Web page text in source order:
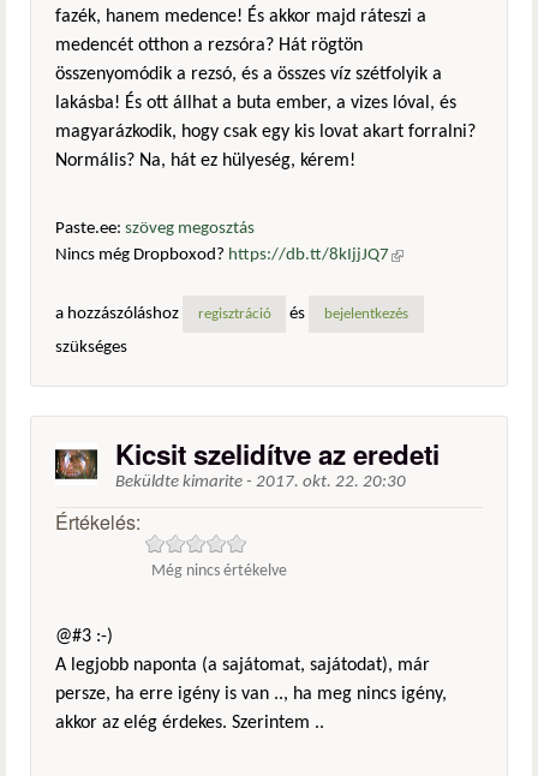
fazék, hanem medence! És akkor majd ráteszi a
medencét otthon a rezsóra? Hát rögtön
összenyomódik a rezsó, és a összes víz szétfolyik a
lakásba! És ott állhat a buta ember, a vizes lóval, és
magyarázkodik, hogy csak egy kis lovat akart forralni?
Normális? Na, hát ez hülyeség, kérem!
Paste.ee: szöveg megosztás
Nincs még Dropboxod? https://db.tt/8kIjjJQ7 (külső
a hozzászóláshoz
regisztráció és bejelentkezés
szükséges
Kicsit szelidítve az eredeti
Beküldte kimarite - 2017. okt. 22. 20:30
Értékelés:
Még nincs értékelve
@#3 :-)
A legjobb naponta (a sajátomat, sajátodat), már
persze, ha erre igény is van .., ha meg nincs igény,
akkor az elég érdekes. Szerintem ..